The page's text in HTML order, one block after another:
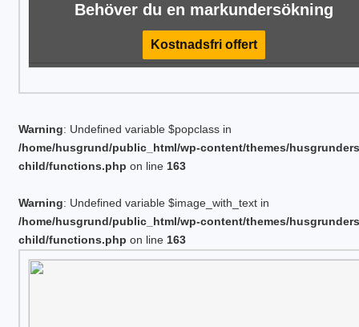
Behöver du en markundersökning
Kostnadsfri offert
Warning: Undefined variable $popclass in
/home/husgrund/public_html/wp-content/themes/
child/functions.php on line 163
Warning: Undefined variable $image_with_text in
/home/husgrund/public_html/wp-content/themes/
child/functions.php on line 163